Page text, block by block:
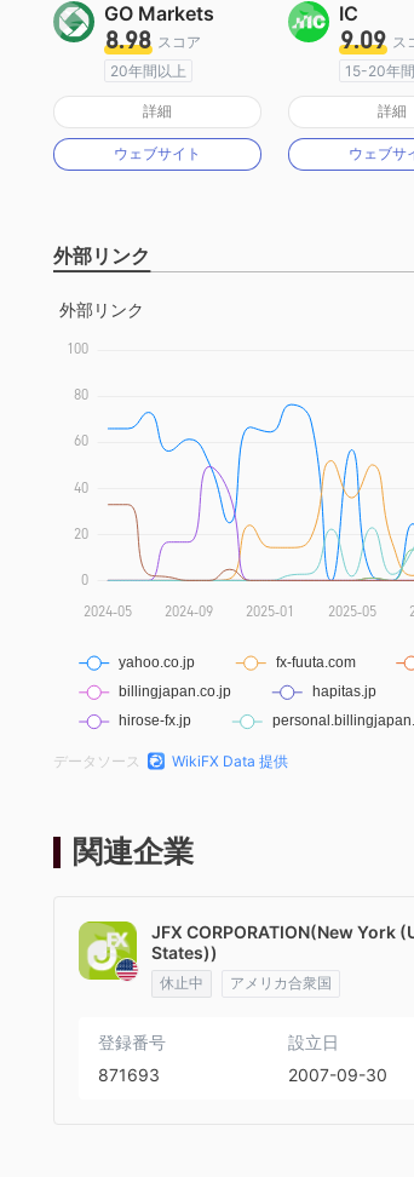
GO Markets
8.98 スコア
20年間以上
オーストラリア規制
マーケットメイキングライセンス（MM）
cTrader
詳細
ウェブサイト
IC
9.09 ス
15-20年間
詳細
ウェブサ
外部リンク
データソース WikiFX Data 提供
関連企業
JFX CORPORATION(New York
States))
休止中 アメリカ合衆国
登録番号
871693
設立日
2007-09-30